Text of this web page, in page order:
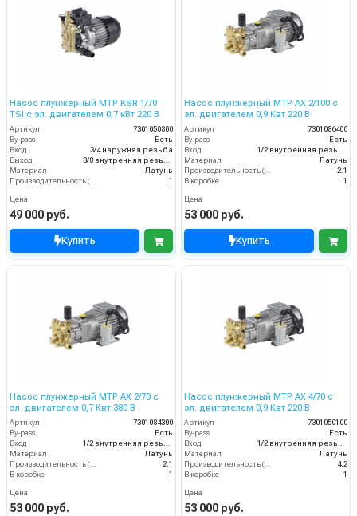
Насос плунжерный MTP KSR 1/70
TSI с эл. двигателем 0,7 кВт 220 В
Артикул
7301050800
By-pass
Есть
Вход
3/4 наружняя резьба
Выход
3/8 внутренняя резьба
Материал
Латунь
Производительность (л/мин)
1
Цена
49 000 руб.
Купить
Насос плунжерный MTP AX 2/100 с
эл. двигателем 0,9 Квт 220 В
Артикул
7301086400
By-pass
Есть
Вход
1/2 внутренняя резьба
Материал
Латунь
Производительность (л/мин)
2.1
В коробке
1
Цена
53 000 руб.
Купить
Насос плунжерный MTP AX 2/70 с
эл. двигателем 0,7 Квт 380 В
Артикул
7301084300
By-pass
Есть
Вход
1/2 внутренняя резьба
Материал
Латунь
Производительность (л/мин)
2.1
В коробке
1
Цена
53 000 руб.
Насос плунжерный MTP AX 4/70 с
эл. двигателем 0,9 Квт 220 В
Артикул
7301050100
By-pass
Есть
Вход
1/2 внутренняя резьба
Материал
Латунь
Производительность (л/мин)
4.2
В коробке
1
Цена
53 000 руб.